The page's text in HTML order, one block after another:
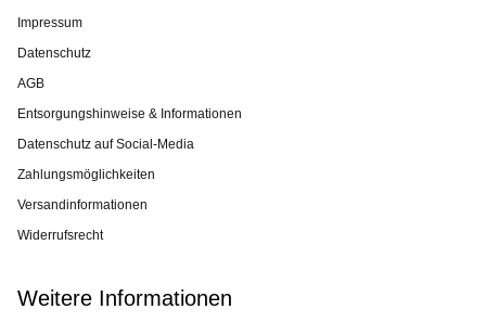
Impressum
Datenschutz
AGB
Entsorgungshinweise & Informationen
Datenschutz auf Social-Media
Zahlungsmöglichkeiten
Versandinformationen
Widerrufsrecht
Weitere Informationen